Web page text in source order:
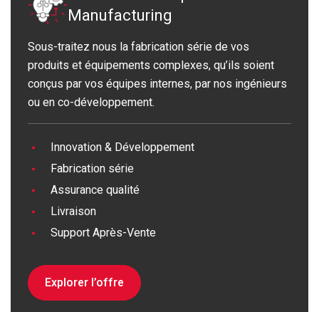
Manufacturing
Sous-traitez nous la fabrication série de vos
produits et équipements complexes, qu’ils soient
conçus par vos équipes internes, par nos ingénieurs
ou en co-développement.
Innovation & Développement
Fabrication série
Assurance qualité
Livraison
Support Après-Vente
Explorer l’offre